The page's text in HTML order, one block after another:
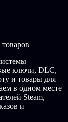
ключи, DLC,
и товары для
в одном месте
Steam,
и